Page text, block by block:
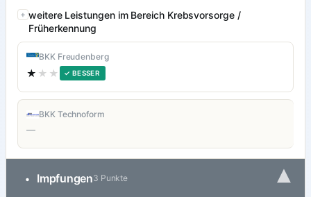
weitere Leistungen im Bereich Krebsvorsorge /
Früherkennung
BKK Freudenberg
★ ★★ ✓ BESSER
BKK Technoform
—
• Impfungen3 Punkte ▾